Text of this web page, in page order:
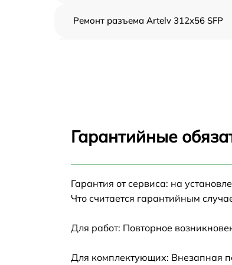
Ремонт разъема Artelv 312x56 SFP
Замена процессора Artelv 312x56
SFP
Гарантийные
Гарантия от сервиса: на
Что считается гарантийным
Для работ: Повторное
Для комплектующих: Внезапная